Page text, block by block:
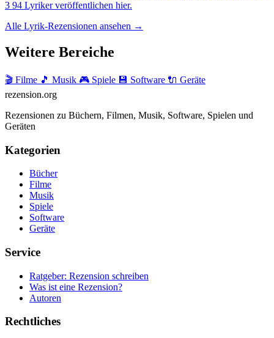
3 94 Lyriker veröffentlichen hier.
Alle Lyrik-Rezensionen ansehen →
Weitere Bereiche
🎬 Filme 🎵 Musik 🎮 Spiele 💾 Software 🔌 Geräte
rezension.org
Rezensionen zu Büchern, Filmen, Musik, Software, Spielen und
Geräten
Kategorien
Bücher
Filme
Musik
Spiele
Software
Geräte
Service
Ratgeber: Rezension schreiben
Was ist eine Rezension?
Autoren
Rechtliches